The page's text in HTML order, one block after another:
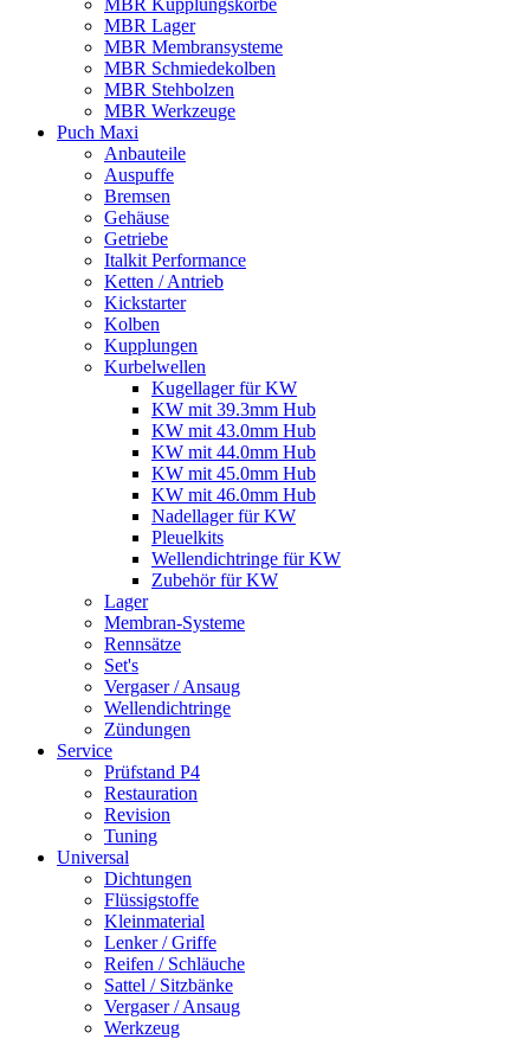
MBR Lager
MBR Membransysteme
MBR Schmiedekolben
MBR Stehbolzen
MBR Werkzeuge
Puch Maxi
Anbauteile
Auspuffe
Bremsen
Gehäuse
Getriebe
Italkit Performance
Ketten / Antrieb
Kickstarter
Kolben
Kupplungen
Kurbelwellen
Kugellager für KW
KW mit 39.3mm Hub
KW mit 43.0mm Hub
KW mit 44.0mm Hub
KW mit 45.0mm Hub
KW mit 46.0mm Hub
Nadellager für KW
Pleuelkits
Wellendichtringe für KW
Zubehör für KW
Lager
Membran-Systeme
Rennsätze
Set's
Vergaser / Ansaug
Wellendichtringe
Zündungen
Service
Prüfstand P4
Restauration
Revision
Tuning
Universal
Dichtungen
Flüssigstoffe
Kleinmaterial
Lenker / Griffe
Reifen / Schläuche
Sattel / Sitzbänke
Vergaser / Ansaug
Werkzeug